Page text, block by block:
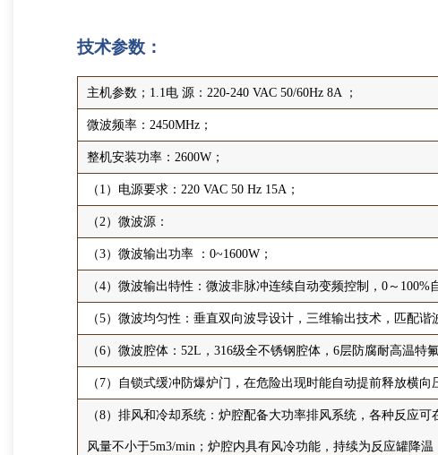
技术参数：
主机参数；1.1电 源：220-240 VAC 50/60Hz 8A ；
微波频率：2450MHz；
整机安装功率：2600W；
（1）电源要求：220 VAC 50 Hz 15A；
（2）微波源：
（3）微波输出功率 ：0~1600W；
（4）微波输出特性：微波非脉冲连续自动变频控制，0～100%
（5）微波均匀性：垂直双向波导设计，三维输出技术，匹配谐
（6）微波腔体：52L，316级全不锈钢腔体，6层防腐耐高温特
（7）自锁式缓冲防爆炉门，在危险出现时能自动提前释放横
（8）排风和冷却系统：炉腔配备大功率排风系统，各种反应
风量不小于5m3/min；炉腔内具有风冷功能，持续为反应罐降温